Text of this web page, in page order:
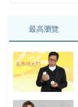
最高瀏覽